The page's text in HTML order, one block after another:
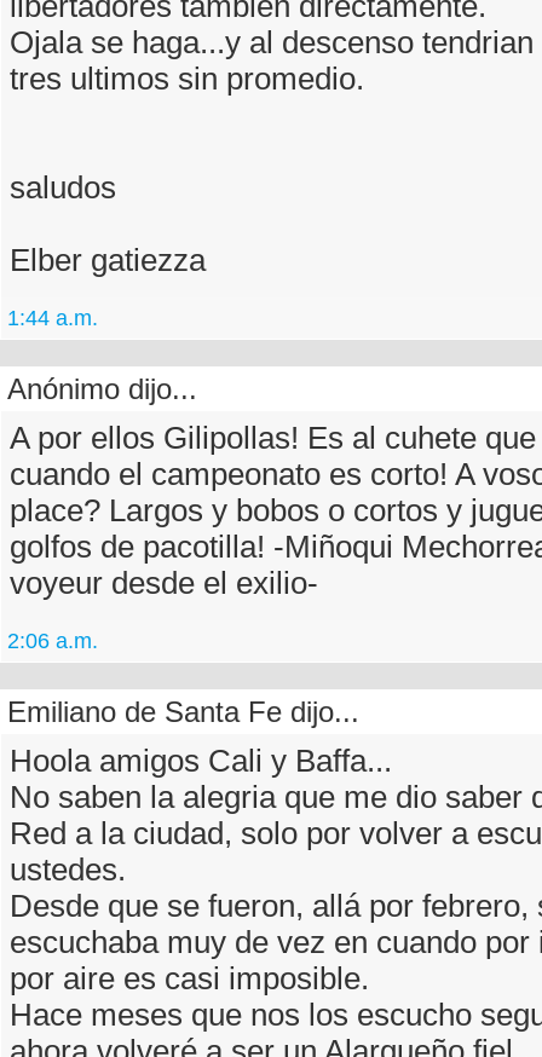
Ojala se haga...y al descenso
tres ultimos sin promedio.
saludos
Elber gatiezza
1:44 a.m.
Anónimo dijo...
A por ellos Gilipollas! Es al cuhete
cuando el campeonato es corto! A
place? Largos y bobos o cortos y
golfos de pacotilla! -Miñoqui
voyeur desde el exilio-
2:06 a.m.
Emiliano de Santa Fe dijo...
Hoola amigos Cali y Baffa...
No saben la alegria que me dio saber
Red a la ciudad, solo por volver a
ustedes.
Desde que se fueron, allá por febrero,
escuchaba muy de vez en cuando por
por aire es casi imposible.
Hace meses que nos los escucho